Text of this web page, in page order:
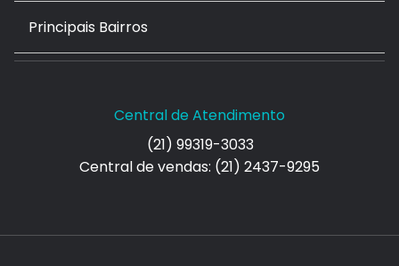
Principais Bairros
Central de Atendimento
(21) 99319-3033
Central de vendas: (21) 2437-9295